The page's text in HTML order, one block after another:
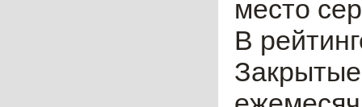
место
В